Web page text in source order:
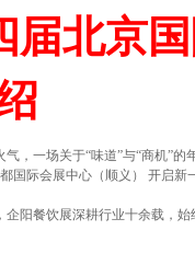
届北京
，一场关于“味道”与“商机”
国际会展中心（顺义） 开启新
阳餐饮展深耕行业十余载，